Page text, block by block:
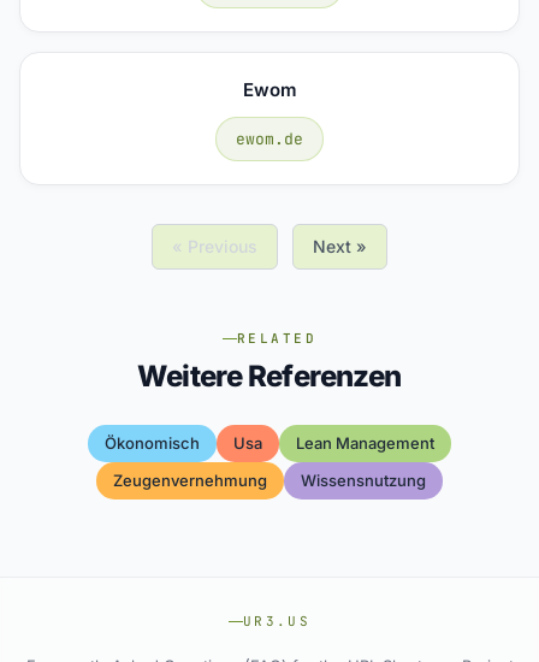
Ewom
ewom.de
« Previous Next »
RELATED
Weitere Referenzen
Ökonomisch Usa
Lean Management
Zeugenvernehmung
Wissensnutzung
UR3.US